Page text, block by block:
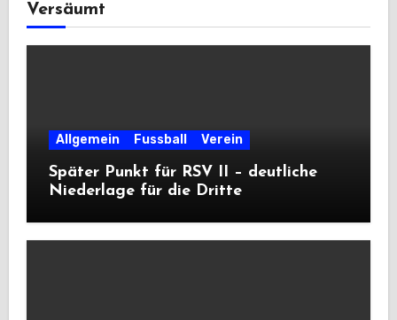
Versäumt
Allgemein Fussball Verein
Später Punkt für RSV II – deutliche
Niederlage für die Dritte